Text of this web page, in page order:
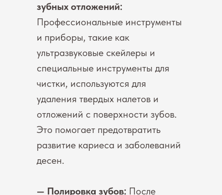
зубных отложений:
Профессиональные инструменты
и приборы, такие как
ультразвуковые скейлеры и
специальные инструменты для
чистки, используются для
удаления твердых налетов и
отложений с поверхности зубов.
Это помогает предотвратить
развитие кариеса и заболеваний
десен.
— Полировка зубов: После